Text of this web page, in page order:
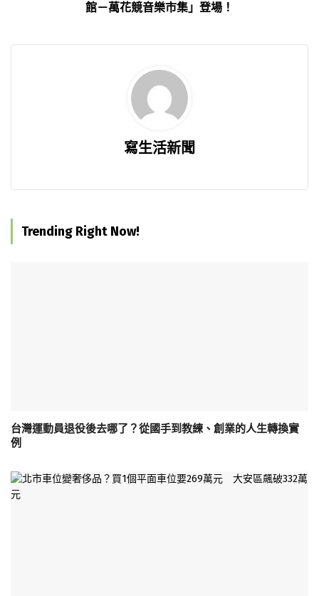
館－萬花競音樂市集」登場！
寫生活新聞
Trending Right Now!
台灣運動員退役後去哪了？從國手到教練、創業的人生轉換實
例